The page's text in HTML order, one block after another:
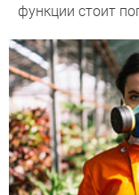
функции стоит